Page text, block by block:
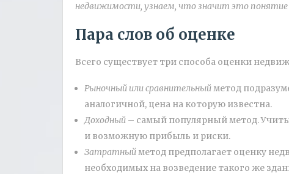
недвижимости, узнаем, что значит это
Пара слов об оценке
Всего существует три способа оценки
Рыночный или сравнительныйметод
аналогичной, цена на которую известна.
Доходный – самый популярный метод.
и возможную прибыль и риски.
Затратныйметод предполагает оценку
необходимых на возведение такого же